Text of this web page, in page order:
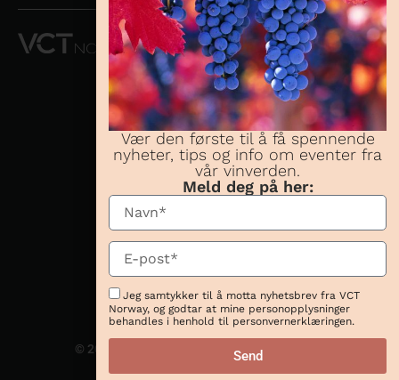
VCT NORWAY
AS OG
CONCHA Y
TORO
NORWAY AS
Telefon:23 08 38
70
Besøksadresse:
Karenslyst allé 16,
0278 Oslo
Postadresse:
0278 Oslo
© 2026 Website magic by
Vær den første til å få spennende
nyheter, tips og info om eventer fra
vår vinverden.
Meld deg på her:
Jeg samtykker til å motta nyhetsbrev fra VCT
Norway, og godtar at mine personopplysninger
behandles i henhold til personvernerklæringen.
Send